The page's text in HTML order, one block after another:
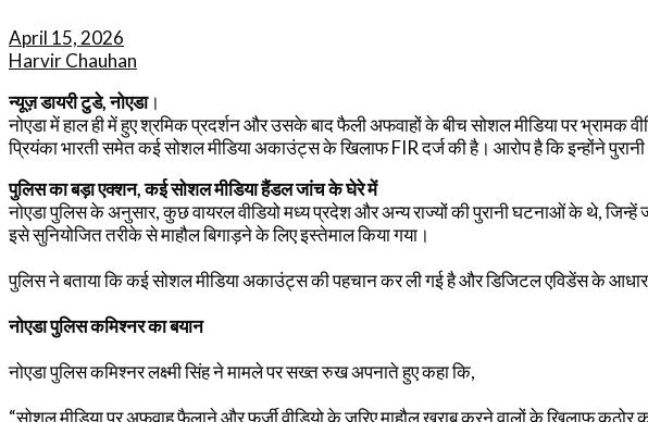
April 15, 2026
Harvir Chauhan
न्यूज़ डायरी टुडे, नोएडा।
नोएडा में हाल ही में हुए श्रमिक प्रदर्शन और उसके बाद फैली अफवाहों के बीच सोशल मीडिया पर भ्रामक
प्रियंका भारती समेत कई सोशल मीडिया अकाउंट्स के खिलाफ FIR दर्ज की है। आरोप है कि इन्होंने
पुलिस का बड़ा एक्शन, कई सोशल मीडिया हैंडल जांच के घेरे में
नोएडा पुलिस के अनुसार, कुछ वायरल वीडियो मध्य प्रदेश और अन्य राज्यों की पुरानी घटनाओं के थे,
इसे सुनियोजित तरीके से माहौल बिगाड़ने के लिए इस्तेमाल किया गया।
पुलिस ने बताया कि कई सोशल मीडिया अकाउंट्स की पहचान कर ली गई है और डिजिटल एविडेंस के आधार
नोएडा पुलिस कमिश्नर का बयान
नोएडा पुलिस कमिश्नर लक्ष्मी सिंह ने मामले पर सख्त रुख अपनाते हुए कहा कि,
“सोशल मीडिया पर अफवाह फैलाने और फर्जी वीडियो के जरिए माहौल खराब करने वालों के खिलाफ कठोर